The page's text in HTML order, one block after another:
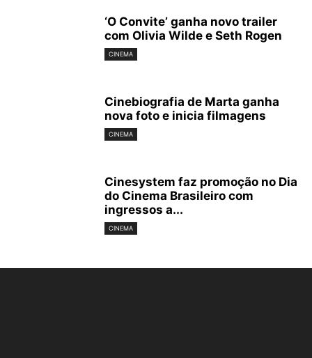
‘O Convite’ ganha novo trailer
com Olivia Wilde e Seth Rogen
CINEMA
Cinebiografia de Marta ganha
nova foto e inicia filmagens
CINEMA
Cinesystem faz promoção no Dia
do Cinema Brasileiro com
ingressos a...
CINEMA